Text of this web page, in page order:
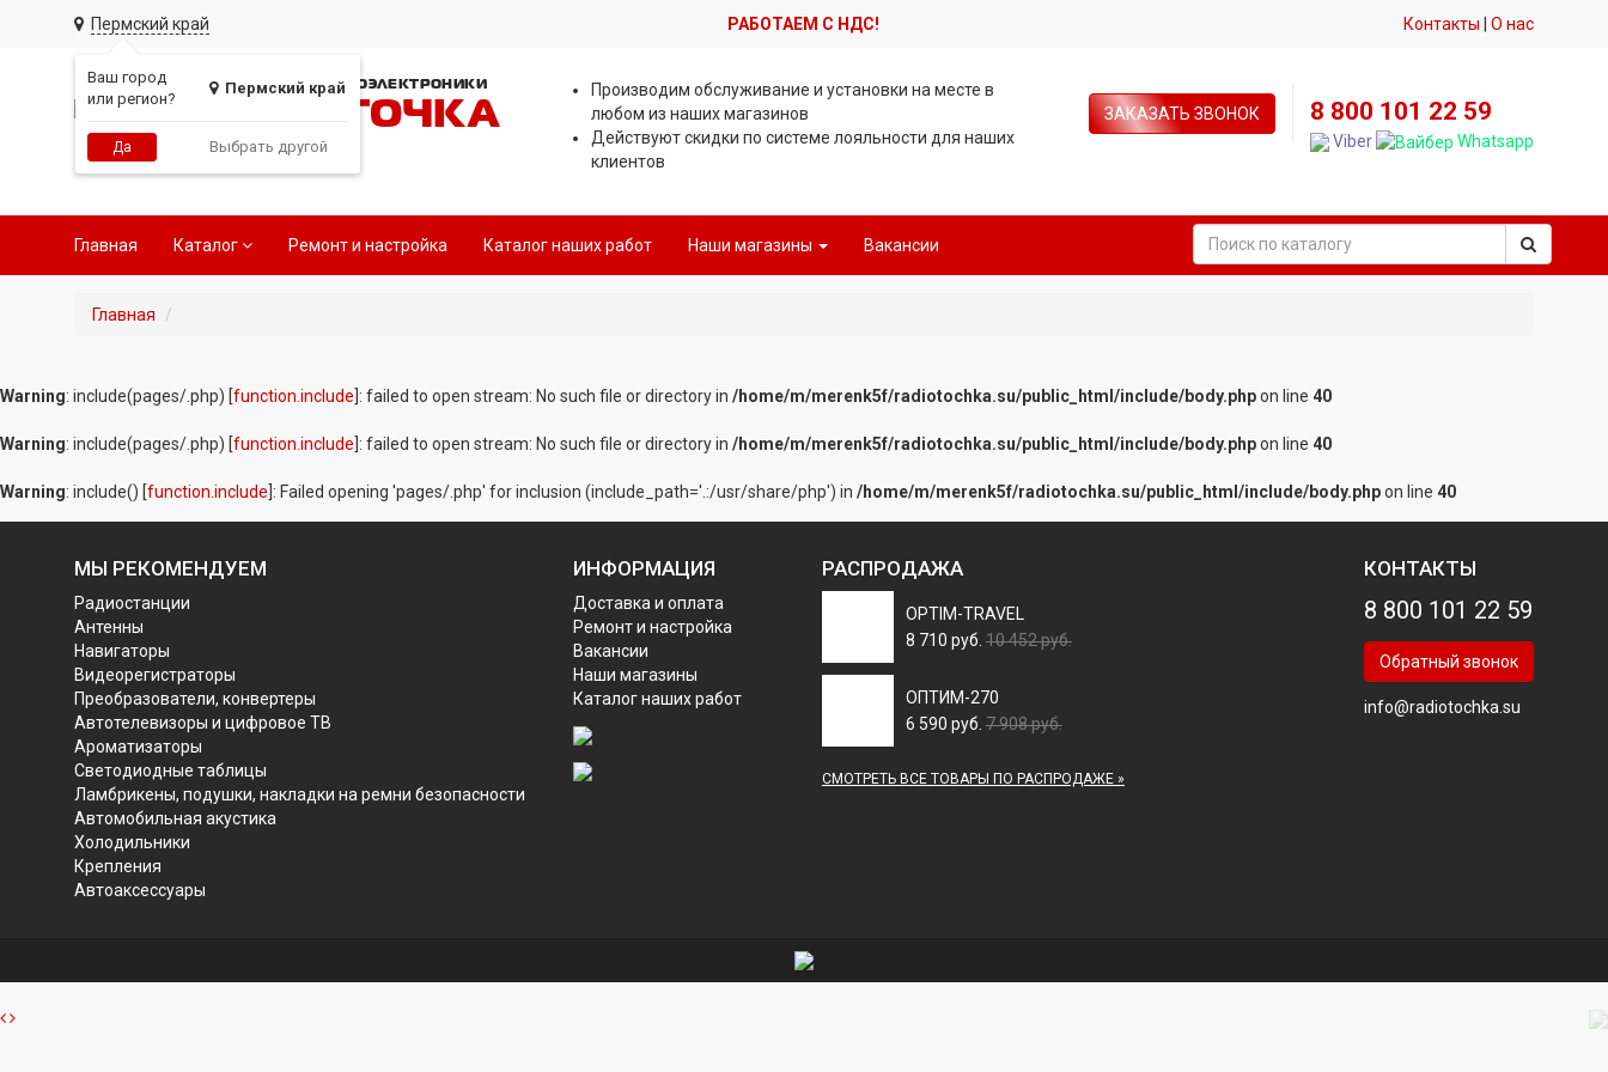
Пермский край
Ваш город
или регион?
Пермский край
Да Выбрать другой
РАБОТАЕМ С НДС! Контакты О нас
СЕТЬ МАГАЗИНОВ АВТОЭЛЕКТРОНИКИ
РАДИОТОЧКА
Производим обслуживание и установки на месте в
любом из наших магазинов
Действуют скидки по системе лояльности для наших
клиентов
ЗАКАЗАТЬ ЗВОНОК 8 800 101 22 59
Viber Whatsapp
Главная Каталог Ремонт и настройка Каталог наших работ Наши магазины Вакансии
Главная
Warning: include(pages/.php) [function.include ]: failed to open stream: No such file or directory in /home/m/merenk5f/radiotochka.su/public_html/include/body.phpon line 40
Warning: include(pages/.php) [function.include ]: failed to open stream: No such file or directory in /home/m/merenk5f/radiotochka.su/public_html/include/body.phpon line 40
Warning: include() [function.include ]: Failed opening 'pages/.php' for inclusion (include_path='.:/usr/share/php') in /home/m/merenk5f/radiotochka.su/public_html/include/body.phpon line 40
МЫ РЕКОМЕНДУЕМ
Радиостанции
Антенны
Навигаторы
Видеорегистраторы
Преобразователи, конвертеры
Автотелевизоры и цифровое ТВ
Ароматизаторы
Светодиодные таблицы
Ламбрикены, подушки, накладки на ремни безопасности
Автомобильная акустика
Холодильники
Крепления
Автоаксессуары
ИНФОРМАЦИЯ
Доставка и оплата
Ремонт и настройка
Вакансии
Наши магазины
Каталог наших работ
РАСПРОДАЖА
OPTIM-TRAVEL
8 710 руб. 10 452 руб.
ОПТИМ-270
6 590 руб. 7 908 руб.
СМОТРЕТЬ ВСЕ ТОВАРЫ ПО РАСПРОДАЖЕ »
КОНТАКТЫ
8 800 101 22 59
Обратный звонок
info@radiotochka.su